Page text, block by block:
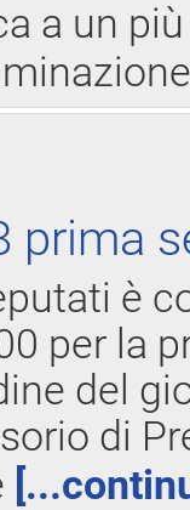
a un
prima
è
per la
del
di